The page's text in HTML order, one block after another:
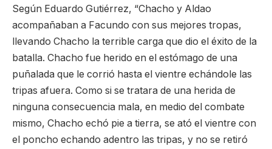
Según Eduardo Gutiérrez, “Chacho y Aldao
acompañaban a Facundo con sus mejores tropas,
llevando Chacho la terrible carga que dio el éxito de la
batalla. Chacho fue herido en el estómago de una
puñalada que le corrió hasta el vientre echándole las
tripas afuera. Como si se tratara de una herida de
ninguna consecuencia mala, en medio del combate
mismo, Chacho echó pie a tierra, se ató el vientre con
el poncho echando adentro las tripas, y no se retiró